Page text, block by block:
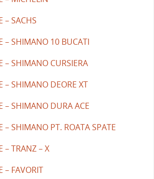
– SACHS
– SHIMANO 10 BUCATI
– SHIMANO CURSIERA
– SHIMANO DEORE XT
– SHIMANO DURA ACE
– SHIMANO PT. ROATA SPATE
– TRANZ – X
– FAVORIT